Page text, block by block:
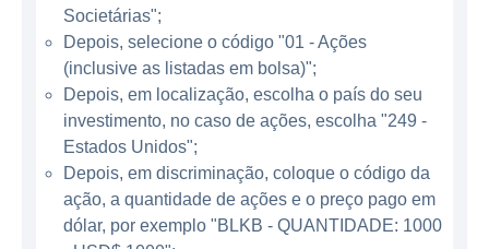
em ajudar organizações sem fins lucrativos a
maximizar sua eficácia na arrecadação de
fundos e no gerenciamento de
relacionamentos com doadores, utilizando
tecnologia avançada que proporciona
insights valiosos para as tomadas de
decisão.
Societárias";
Depois, selecione o código "01 - Ações
(inclusive as listadas em bolsa)";
Depois, em localização, escolha o país do seu
investimento, no caso de ações, escolha "249 -
Estados Unidos";
Depois, em discriminação, coloque o código da
ação, a quantidade de ações e o preço pago em
dólar, por exemplo "BLKB - QUANTIDADE: 1000